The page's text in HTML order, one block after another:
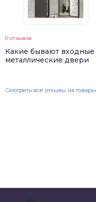
0 отзывов
Какие бывают входные
металлические двери
Смотреть все отзывы на товары